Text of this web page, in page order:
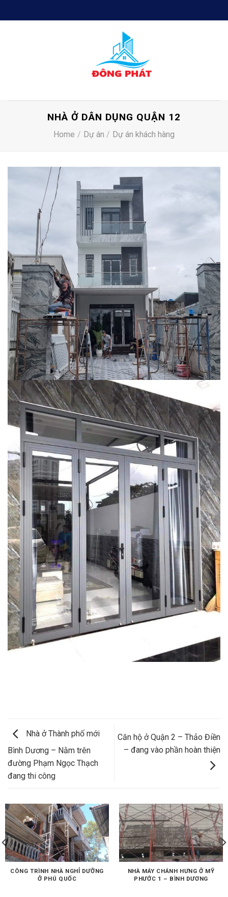
to
NHÀ Ở DÂN DỤNG QUẬN 12
Home / Dự án / Dự án khách hàng
Nhà ở Thành phố mới
Bình Dương – Nằm trên
đường Phạm Ngọc Thạch
đang thi công
Căn hộ ở Quận 2 – Thảo Điền
– đang vào phần hoàn thiện
CÔNG TRÌNH NHÀ NGHỈ DƯỠNG
Ở PHÚ QUỐC
NHÀ MÁY CHÁNH HƯNG Ở MỸ
PHƯỚC 1 – BÌNH DƯƠNG